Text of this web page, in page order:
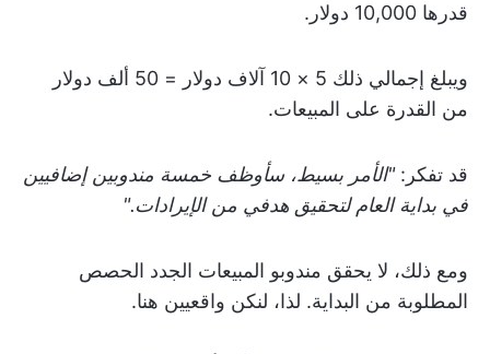
قدرها 10,000 دولار.
ويبلغ إجمالي ذلك 5 × 10 آلاف دولار = 50 ألف دولار
من القدرة على المبيعات.
قد تفكر:"الأمر بسيط، سأوظف خمسة مندوبين إضافيين
في بداية العام لتحقيق هدفي من الإيرادات."
ومع ذلك، لا يحقق مندوبو المبيعات الجدد الحصص
المطلوبة من البداية. لذا، لنكن واقعيين هنا.